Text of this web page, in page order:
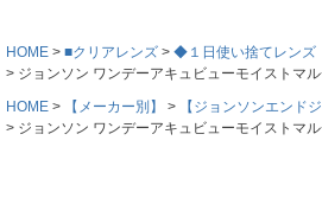
HOME ■クリアレンズ ◆１日使い捨てレンズ
ジョンソン ワンデーアキュビューモイストマ
HOME
【メーカー別】 【ジョンソンエンド
ジョンソン ワンデーアキュビューモイストマ